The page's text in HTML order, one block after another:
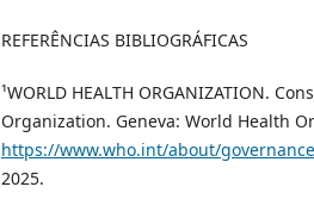
REFERÊNCIAS BIBLIOGRÁFICAS
¹WORLD HEALTH ORGANIZATION.
Organization. Geneva: World Health
https://www.who.int/about/
2025.